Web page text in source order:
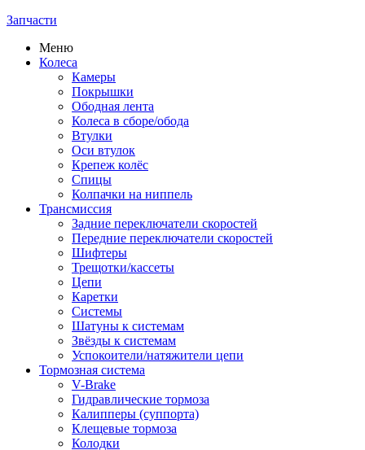
Запчасти
Меню
Колеса
Камеры
Покрышки
Ободная лента
Колеса в сборе/обода
Втулки
Оси втулок
Крепеж колёс
Спицы
Колпачки на ниппель
Трансмиссия
Задние переключатели скоростей
Передние переключатели скоростей
Шифтеры
Трещотки/кассеты
Цепи
Каретки
Системы
Шатуны к системам
Звёзды к системам
Успокоители/натяжители цепи
Тормозная система
V-Brake
Гидравлические тормоза
Калипперы (суппорта)
Клещевые тормоза
Колодки